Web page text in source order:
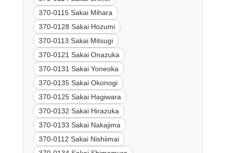
370-0115 Sakai Mihara
370-0128 Sakai Hozumi
370-0113 Sakai Mitsugi
370-0121 Sakai Onazuka
370-0131 Sakai Yoneoka
370-0135 Sakai Okonogi
370-0125 Sakai Hagiwara
370-0132 Sakai Hirazuka
370-0133 Sakai Nakajima
370-0112 Sakai Nishiimai